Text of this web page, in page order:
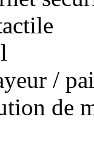
/
de